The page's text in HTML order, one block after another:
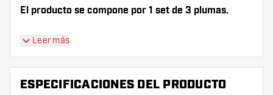
El producto se compone por 1 set de 3 plumas.
¡Consejo de Dartshopper!
Asegúrate de tener suficientes plumas y cañas.
Estas pueden dañarse o romperse con el uso.
Leer más
ESPECIFICACIONES DEL PRODUCTO